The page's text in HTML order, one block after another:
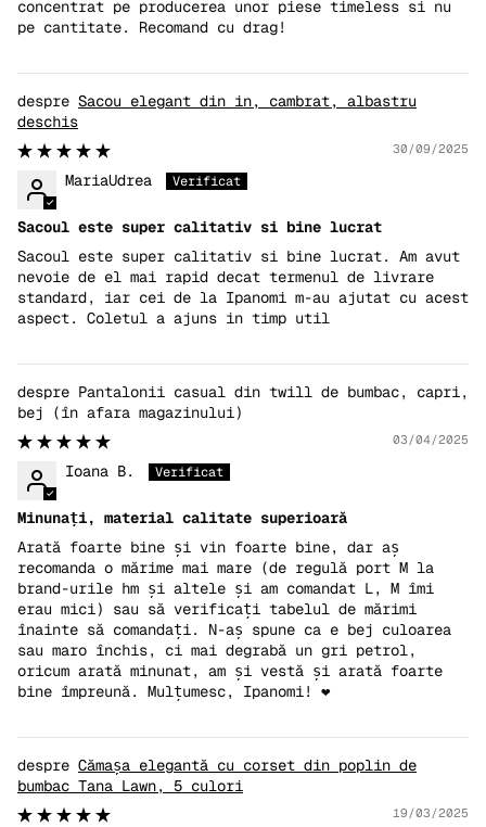
concentrat pe producerea unor piese timeless si nu
pe cantitate. Recomand cu drag!
Sacou elegant din in, cambrat, albastru
deschis
30/09/2025
MariaUdrea
Sacoul este super calitativ si bine lucrat
Sacoul este super calitativ si bine lucrat. Am avut
nevoie de el mai rapid decat termenul de livrare
standard, iar cei de la Ipanomi m-au ajutat cu acest
aspect. Coletul a ajuns in timp util
Pantalonii casual din twill de bumbac, capri,
bej
03/04/2025
Ioana B.
Minunați, material calitate superioară
Arată foarte bine și vin foarte bine, dar aș
recomanda o mărime mai mare (de regulă port M la
brand-urile hm și altele și am comandat L, M îmi
erau mici) sau să verificați tabelul de mărimi
înainte să comandați. N-aș spune ca e bej culoarea
sau maro închis, ci mai degrabă un gri petrol,
oricum arată minunat, am și vestă și arată foarte
bine împreună. Mulțumesc, Ipanomi! ❤️
Cămașa elegantă cu corset din poplin de
bumbac Tana Lawn, 5 culori
19/03/2025